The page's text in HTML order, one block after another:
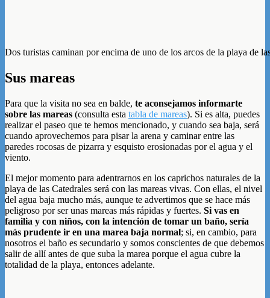
Dos turistas caminan por encima de uno de los arcos de la playa de
Sus mareas
Para que la visita no sea en balde, te aconsejamos informarte
sobre las mareas (consulta esta tabla de mareas). Si es alta, puedes
realizar el paseo que te hemos mencionado, y cuando sea baja, será
cuando aprovechemos para pisar la arena y caminar entre las
paredes rocosas de pizarra y esquisto erosionadas por el agua y el
viento.
El mejor momento para adentrarnos en los caprichos naturales de la
playa de las Catedrales será con las mareas vivas. Con ellas, el nivel
del agua baja mucho más, aunque te advertimos que se hace más
peligroso por ser unas mareas más rápidas y fuertes. Si vas en
familia y con niños, con la intención de tomar un baño, sería
más prudente ir en una marea baja normal; si, en cambio, para
nosotros el baño es secundario y somos conscientes de que debemos
salir de allí antes de que suba la marea porque el agua cubre la
totalidad de la playa, entonces adelante.